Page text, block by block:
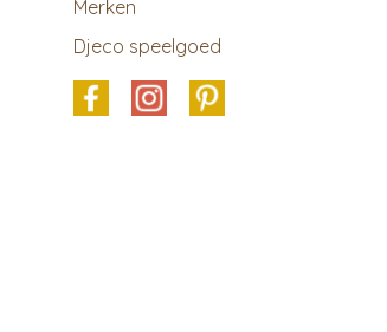
Merken
Djeco speelgoed